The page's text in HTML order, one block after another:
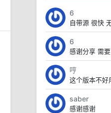
6
自带源 很快
6
感谢分享 需
哼
这个版本不好
saber
感谢感谢